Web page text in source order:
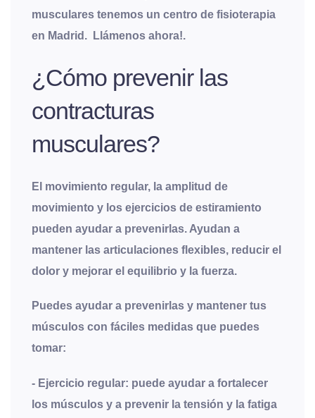
musculares tenemos un centro de fisioterapia
en Madrid. Llámenos ahora!.
¿Cómo prevenir las
contracturas
musculares?
El movimiento regular, la amplitud de
movimiento y los ejercicios de estiramiento
pueden ayudar a prevenirlas. Ayudan a
mantener las articulaciones flexibles, reducir el
dolor y mejorar el equilibrio y la fuerza.
Puedes ayudar a prevenirlas y mantener tus
músculos con fáciles medidas que puedes
tomar:
- Ejercicio regular: puede ayudar a fortalecer
los músculos y a prevenir la tensión y la fatiga